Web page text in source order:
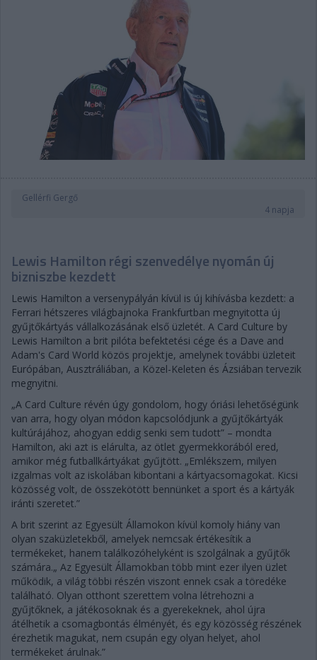
Gellérfi Gergő
4 napja
Lewis Hamilton régi szenvedélye nyomán új
bizniszbe kezdett
Lewis Hamilton a versenypályán kívül is új kihívásba kezdett: a
Ferrari hétszeres világbajnoka Frankfurtban megnyitotta új
gyűjtőkártyás vállalkozásának első üzletét. A Card Culture by
Lewis Hamilton a brit pilóta befektetési cége és a Dave and
Adam's Card World közös projektje, amelynek további üzleteit
Európában, Ausztráliában, a Közel-Keleten és Ázsiában tervezik
megnyitni.
„A Card Culture révén úgy gondolom, hogy óriási lehetőségünk
van arra, hogy olyan módon kapcsolódjunk a gyűjtőkártyák
kultúrájához, ahogyan eddig senki sem tudott” – mondta
Hamilton, aki azt is elárulta, az ötlet gyermekkorából ered,
amikor még futballkártyákat gyűjtött. „Emlékszem, milyen
izgalmas volt az iskolában kibontani a kártyacsomagokat. Kicsi
közösség volt, de összekötött bennünket a sport és a kártyák
iránti szeretet.”
A brit szerint az Egyesült Államokon kívül komoly hiány van
olyan szaküzletekből, amelyek nemcsak értékesítik a
termékeket, hanem találkozóhelyként is szolgálnak a gyűjtők
számára.„ Az Egyesült Államokban több mint ezer ilyen üzlet
működik, a világ többi részén viszont ennek csak a töredéke
található. Olyan otthont szerettem volna létrehozni a
gyűjtőknek, a játékosoknak és a gyerekeknek, ahol újra
átélhetik a csomagbontás élményét, és egy közösség részének
érezhetik magukat, nem csupán egy olyan helyet, ahol
termékeket árulnak.”